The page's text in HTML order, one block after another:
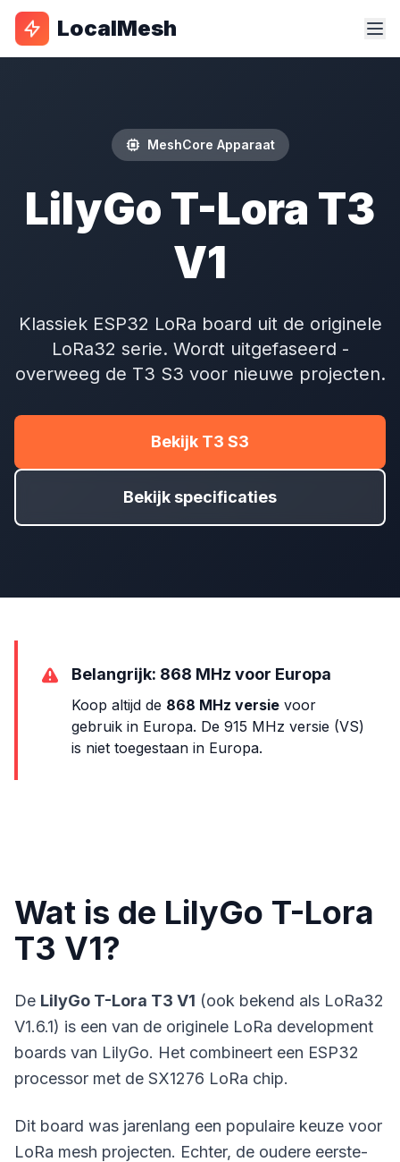
LocalMesh
MeshCore Apparaat
LilyGo T-Lora T3
V1
Klassiek ESP32 LoRa board uit de originele
LoRa32 serie. Wordt uitgefaseerd -
overweeg de T3 S3 voor nieuwe projecten.
Bekijk T3 S3
Bekijk specificaties
Belangrijk: 868 MHz voor Europa
Koop altijd de 868 MHz versie voor
gebruik in Europa. De 915 MHz versie (VS)
is niet toegestaan in Europa.
Wat is de LilyGo T-Lora
T3 V1?
De LilyGo T-Lora T3 V1 (ook bekend als LoRa32
V1.6.1) is een van de originele LoRa development
boards van LilyGo. Het combineert een ESP32
processor met de SX1276 LoRa chip.
Dit board was jarenlang een populaire keuze voor
LoRa mesh projecten. Echter, de oudere eerste-